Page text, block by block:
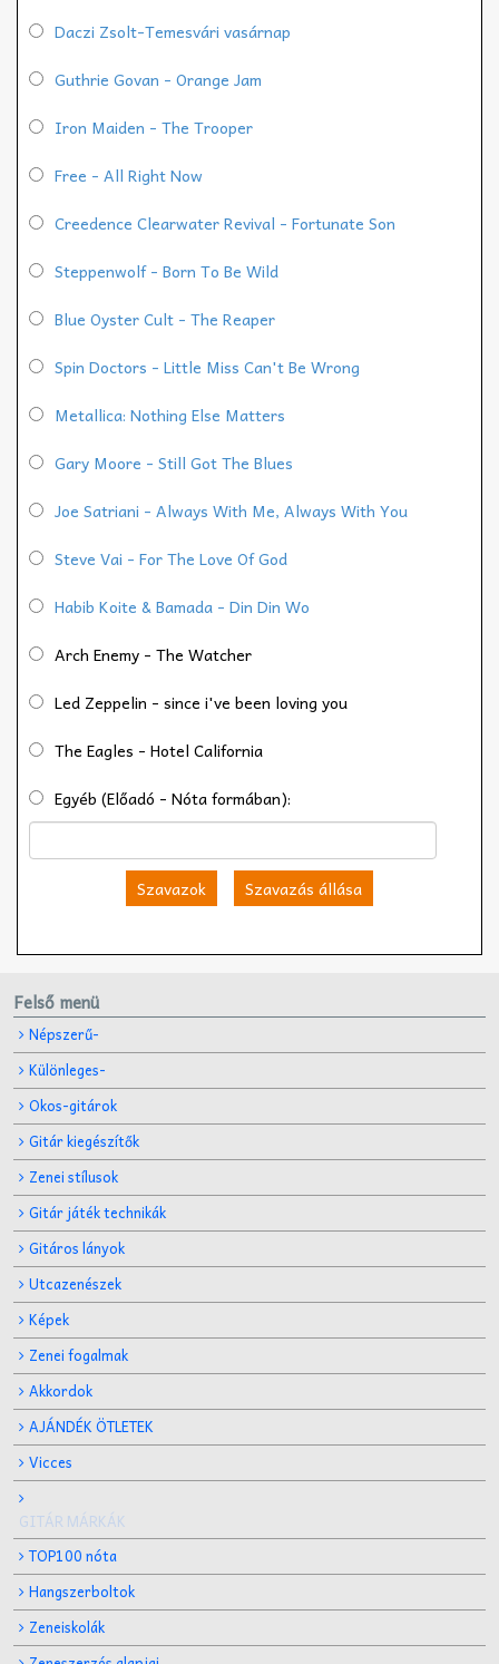
Daczi Zsolt-Temesvári vasárnap
Guthrie Govan - Orange Jam
Iron Maiden - The Trooper
Free - All Right Now
Creedence Clearwater Revival - Fortunate Son
Steppenwolf - Born To Be Wild
Blue Oyster Cult - The Reaper
Spin Doctors - Little Miss Can't Be Wrong
Metallica: Nothing Else Matters
Gary Moore - Still Got The Blues
Joe Satriani - Always With Me, Always With You
Steve Vai - For The Love Of God
Habib Koite & Bamada - Din Din Wo
Arch Enemy - The Watcher
Led Zeppelin - since i've been loving you
The Eagles - Hotel California
Egyéb (Előadó - Nóta formában):
Szavazok Szavazás állása
Felső menü
Népszerű-
Különleges-
Okos-gitárok
Gitár kiegészítők
Zenei stílusok
Gitár játék technikák
Gitáros lányok
Utcazenészek
Képek
Zenei fogalmak
Akkordok
AJÁNDÉK ÖTLETEK
Vicces
GITÁR MÁRKÁK
TOP100 nóta
Hangszerboltok
Zeneiskolák